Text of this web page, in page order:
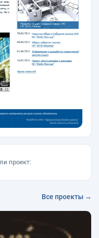
проект:
Все проекты →